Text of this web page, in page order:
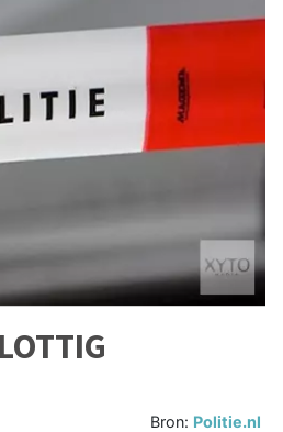
Bron: Politie.nl